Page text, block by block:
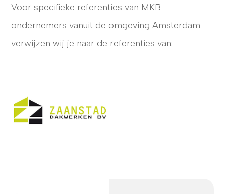
Voor specifieke referenties van MKB-
ondernemers vanuit de omgeving Amsterdam
verwijzen wij je naar de referenties van: